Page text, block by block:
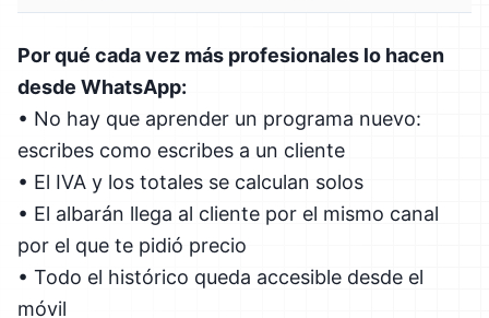
Por qué cada vez más profesionales lo hacen
desde WhatsApp:
• No hay que aprender un programa nuevo:
escribes como escribes a un cliente
• El IVA y los totales se calculan solos
• El albarán llega al cliente por el mismo canal
por el que te pidió precio
• Todo el histórico queda accesible desde el
móvil